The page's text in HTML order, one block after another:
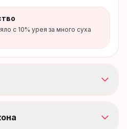
с 10% урея за много суха